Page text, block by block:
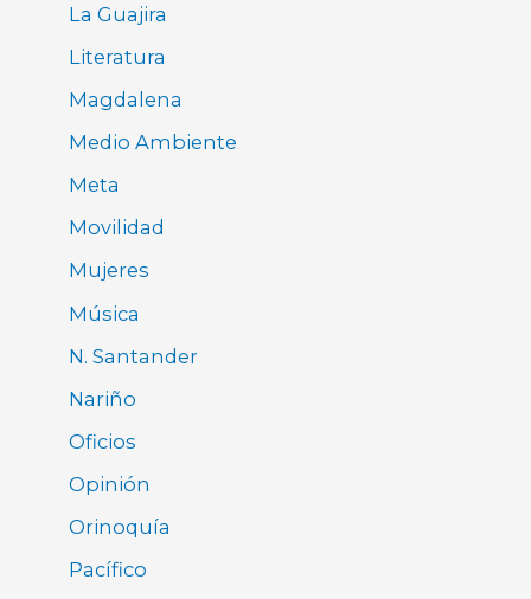
La Guajira
Literatura
Magdalena
Medio Ambiente
Meta
Movilidad
Mujeres
Música
N. Santander
Nariño
Oficios
Opinión
Orinoquía
Pacífico